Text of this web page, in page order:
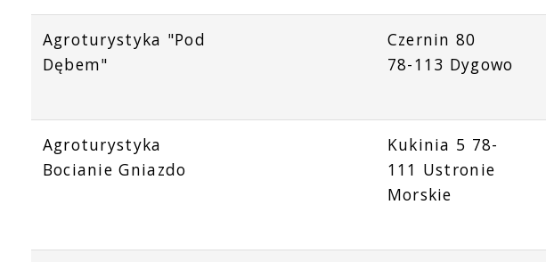
Agroturystyka "Pod
Dębem"
Czernin 80
78-113 Dygowo
Agroturystyka
Bocianie Gniazdo
Kukinia 5 78-
111 Ustronie
Morskie